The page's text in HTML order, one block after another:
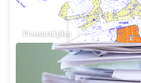
Prostorni plan